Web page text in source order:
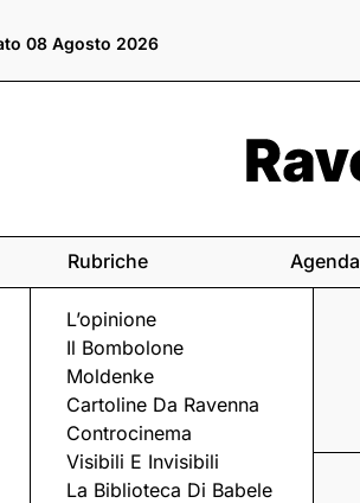
08 Agosto 2026
Rubriche
L’opinione
Il Bombolone
Moldenke
Cartoline Da Ravenna
Controcinema
Visibili E Invisibili
La Biblioteca Di Babele
Agenda